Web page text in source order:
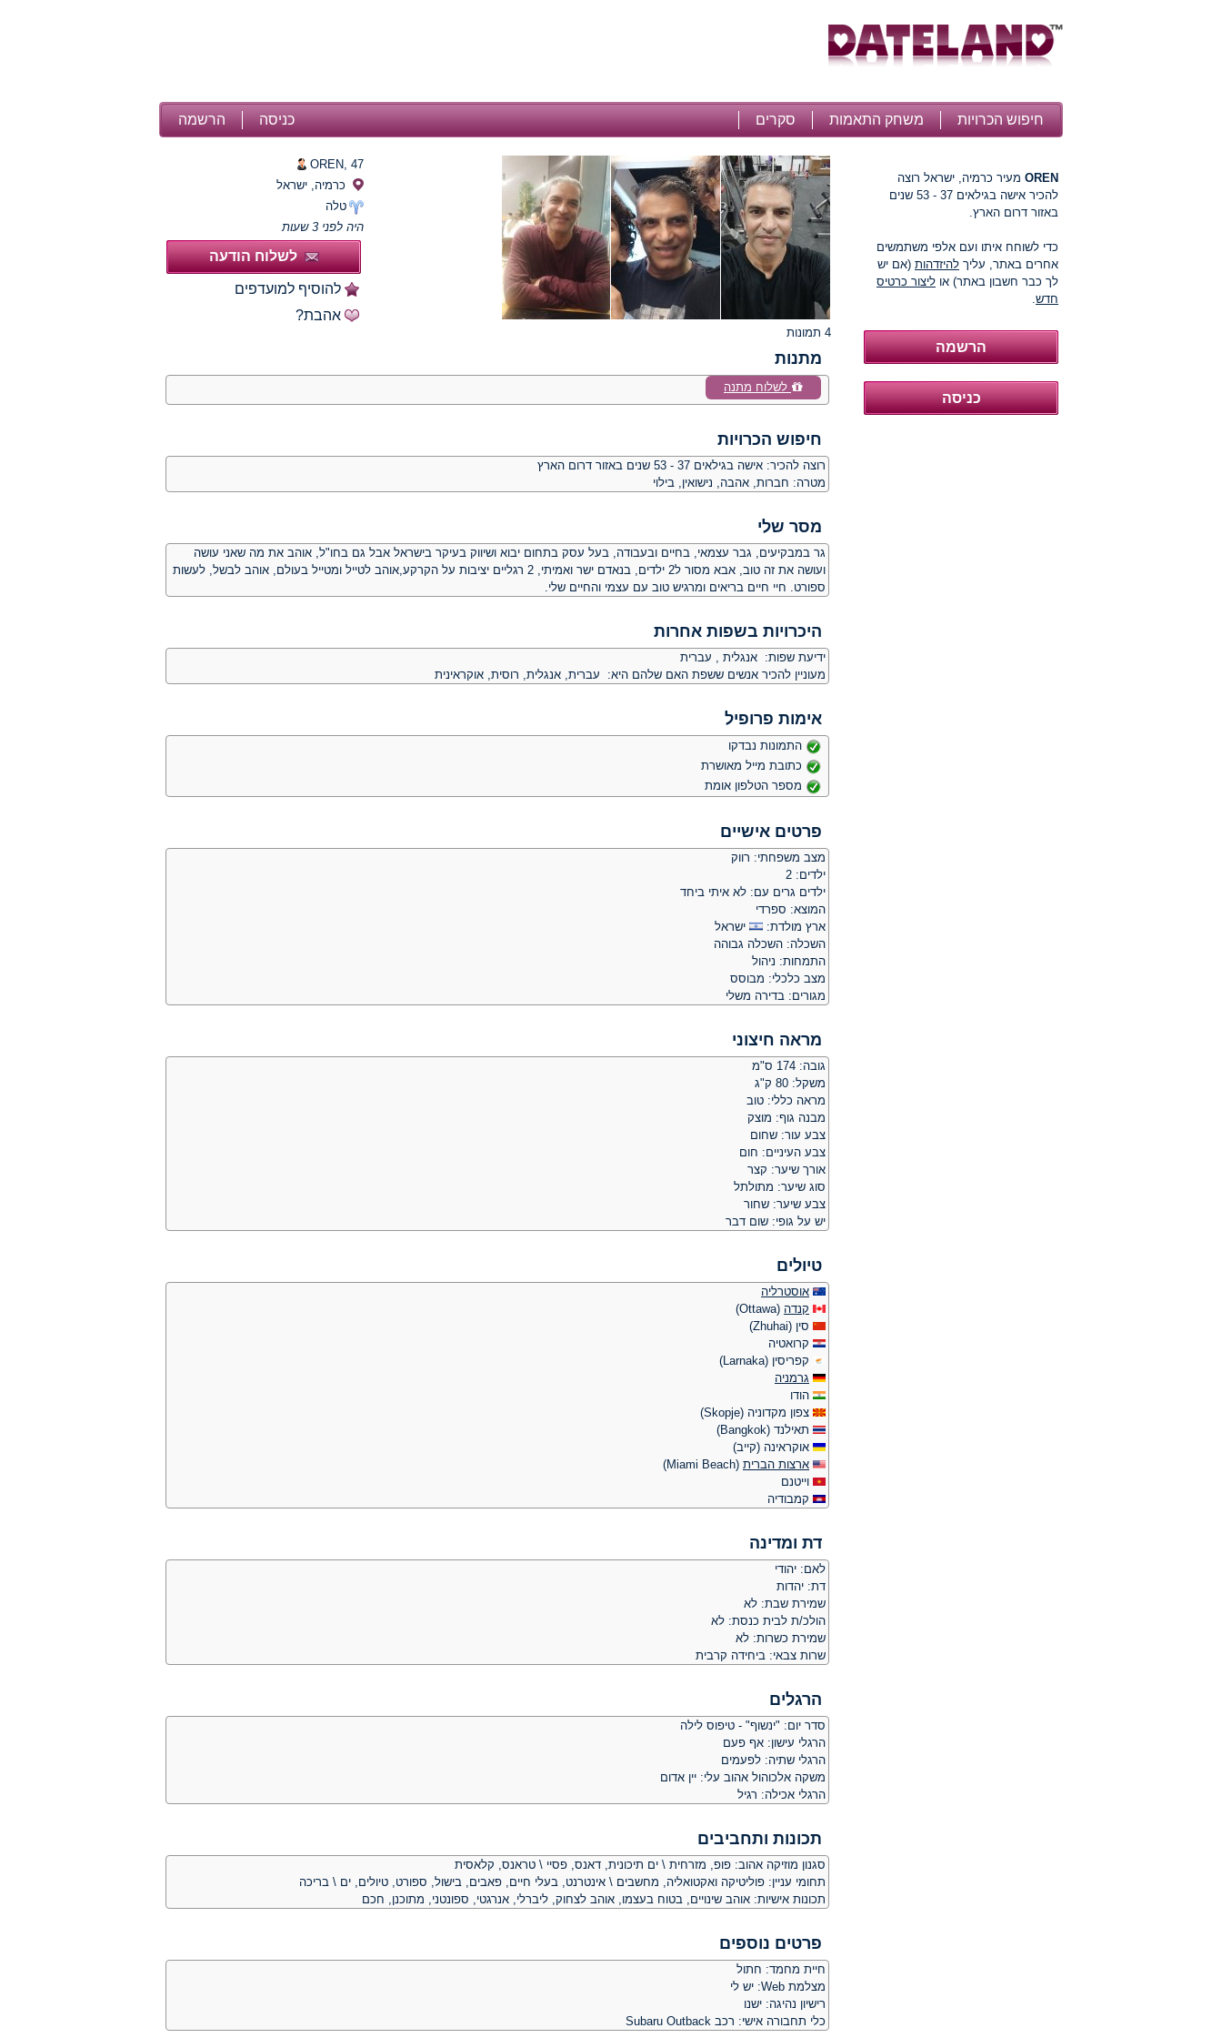
חיפוש הכרויות משחק התאמות סקרים הרשמה כניסה
OREN מעיר כרמיה, ישראל רוצה
להכיר אישה בגילאים 37 - 53 שנים
באזור דרום הארץ.
כדי לשוחח איתו ועם אלפי משתמשים
אחרים באתר, עליך להיזדהות (אם יש
לך כבר חשבון באתר) או ליצור כרטיס
חדש.
4 תמונות
OREN, 47
כרמיה, ישראל
טלה
היה לפני 3 שעות
לשלוח הודעה
להוסיף למועדפים
אהבת?
מתנות
לשלוח מתנה
חיפוש הכרויות
רוצה להכיר: אישה בגילאים 37 - 53 שנים באזור דרום הארץ
מטרה: חברות, אהבה, נישואין, בילוי
מסר שלי
גר במבקיעים, גבר עצמאי, בחיים ובעבודה, בעל עסק בתחום יבוא ושיווק בעיקר בישראל אבל גם בחו"ל, אוהב את מה שאני עושה
ועושה את זה טוב, אבא מסור ל2 ילדים, בנאדם ישר ואמיתי, 2 רגליים יציבות על הקרקע,אוהב לטייל ומטייל בעולם, אוהב לבשל, לעשות
ספורט. חיי חיים בריאים ומרגיש טוב עם עצמי והחיים שלי.
היכרויות בשפות אחרות
ידיעת שפות: אנגלית , עברית
מעוניין להכיר אנשים ששפת האם שלהם היא: עברית, אנגלית, רוסית, אוקראינית
אימות פרופיל
התמונות נבדקו
כתובת מייל מאושרת
מספר הטלפון אומת
פרטים אישיים
מצב משפחתי: רווק
ילדים: 2
ילדים גרים עם: לא איתי ביחד
המוצא: ספרדי
ארץ מולדת:
ישראל
השכלה: השכלה גבוהה
התמחות: ניהול
מצב כלכלי: מבוסס
מגורים: בדירה משלי
מראה חיצוני
גובה: 174 ס"מ
משקל: 80 ק"ג
מראה כללי: טוב
מבנה גוף: מוצק
צבע עור: שחום
צבע העיניים: חום
אורך שיער: קצר
סוג שיער: מתולתל
צבע שיער: שחור
יש על גופי: שום דבר
טיולים
אוסטרליה
קנדה (Ottawa)
סין (Zhuhai)
קרואטיה
קפריסין (Larnaka)
גרמניה
הודו
צפון מקדוניה (Skopje)
תאילנד (Bangkok)
אוקראינה (קייב)
ארצות הברית (Miami Beach)
וייטנם
קמבודיה
דת ומדינה
לאם: יהודי
דת: יהדות
שמירת שבת: לא
הולכ/ת לבית כנסת: לא
שמירת כשרות: לא
שרות צבאי: ביחידה קרבית
הרגלים
סדר יום: "ינשוף" - טיפוס לילה
הרגלי עישון: אף פעם
הרגלי שתיה: לפעמים
משקה אלכוהול אהוב עלי: יין אדום
הרגלי אכילה: רגיל
תכונות ותחביבים
סגנון מוזיקה אהוב: פופ, מזרחית \ ים תיכונית, דאנס, פסיי \ טראנס, קלאסית
תחומי עניין: פוליטיקה ואקטואליה, מחשבים \ אינטרנט, בעלי חיים, פאבים, בישול, ספורט, טיולים, ים \ בריכה
תכונות אישיות: אוהב שינויים, בטוח בעצמו, אוהב לצחוק, ליברלי, אנרגטי, ספונטני, מתוכנן, חכם
פרטים נוספים
חיית מחמד: חתול
מצלמת Web: יש לי
רישיון נהיגה: ישנו
כלי תחבורה אישי: רכב Subaru Outback